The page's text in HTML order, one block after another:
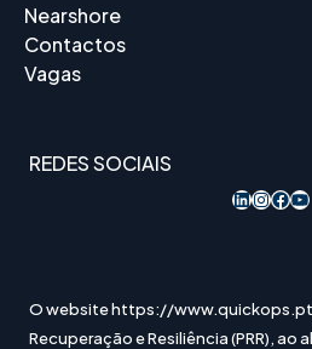
Nearshore
Contactos
Vagas
REDES SOCIAIS
LinkedIn InstagramAcesso ao Facebook YouTube
O website https://
Recuperação e Resiliência (PRR), ao